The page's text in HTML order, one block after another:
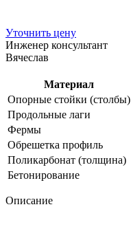
Уточнить цену
Инженер консультант
Вячеслав
Материал
Опорные стойки (столбы)
Продольные лаги
Фермы
Обрешетка профиль
Поликарбонат (толщина)
Бетонирование
Описание